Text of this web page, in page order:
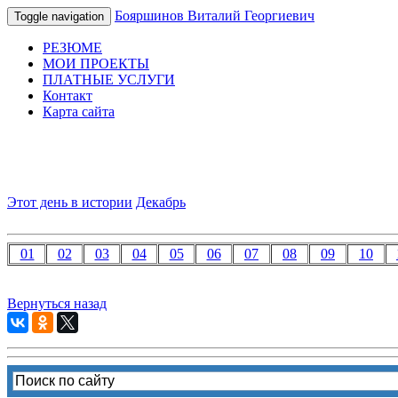
Toggle navigation Бояршинов Виталий Георгиевич
РЕЗЮМЕ
МОИ ПРОЕКТЫ
ПЛАТНЫЕ УСЛУГИ
Контакт
Карта сайта
Этот день в истории Декабрь
01 02 03 04 05 06 07 08 09 10
Вернуться назад